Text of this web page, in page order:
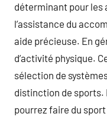
déterminant pour les
l’assistance du
aide précieuse. En
d’activité physique.
sélection de
distinction de sports.
pourrez faire du